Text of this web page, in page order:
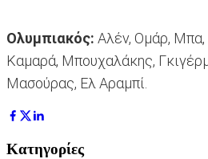
Ολυμπιακός: Αλέν, Ομάρ, Μπα,
Καμαρά, Μπουχαλάκης,
Μασούρας, Ελ Αραμπί.
Κατηγορίες